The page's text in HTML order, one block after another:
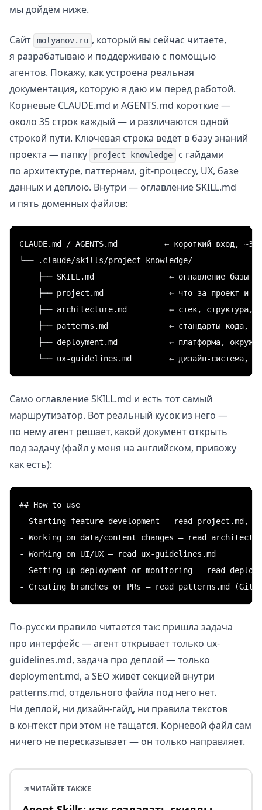
мы дойдём ниже.
Сайт molyanov.ru , который вы сейчас читаете,
я разрабатываю и поддерживаю с помощью
агентов. Покажу, как устроена реальная
документация, которую я даю им перед работой.
Корневые CLAUDE.md и AGENTS.md короткие —
около 35 строк каждый — и различаются одной
строкой пути. Ключевая строка ведёт в базу знаний
проекта — папку
project-knowledge
с гайдами
по архитектуре, паттернам, git-процессу, UX, базе
данных и деплою. Внутри — оглавление SKILL.md
и пять доменных файлов:
CLAUDE.md / AGENTS.md          ← короткий вход, ~35
└── .claude/skills/project-knowledge/
├── SKILL.md                ← оглавление базы
├── project.md              ← что за проект и
├── architecture.md         ← стек, структура,
├── patterns.md             ← стандарты кода,
├── deployment.md           ← платформа,
Само оглавление SKILL.md и есть тот самый
маршрутизатор. Вот реальный кусок из него —
по нему агент решает, какой документ открыть
под задачу (файл у меня на английском, привожу
как есть):
## How to use
- Starting feature development — read project.md,
- Working on data/content changes — read
- Working on UI/UX — read ux-guidelines.md
- Setting up deployment or monitoring — read
По-русски правило читается так: пришла задача
про интерфейс — агент открывает только ux-
guidelines.md, задача про деплой — только
deployment.md, а SEO живёт секцией внутри
patterns.md, отдельного файла под него нет.
Ни деплой, ни дизайн-гайд, ни правила текстов
в контекст при этом не тащатся. Корневой файл сам
ничего не пересказывает — он только направляет.
ЧИТАЙТЕ ТАКЖЕ